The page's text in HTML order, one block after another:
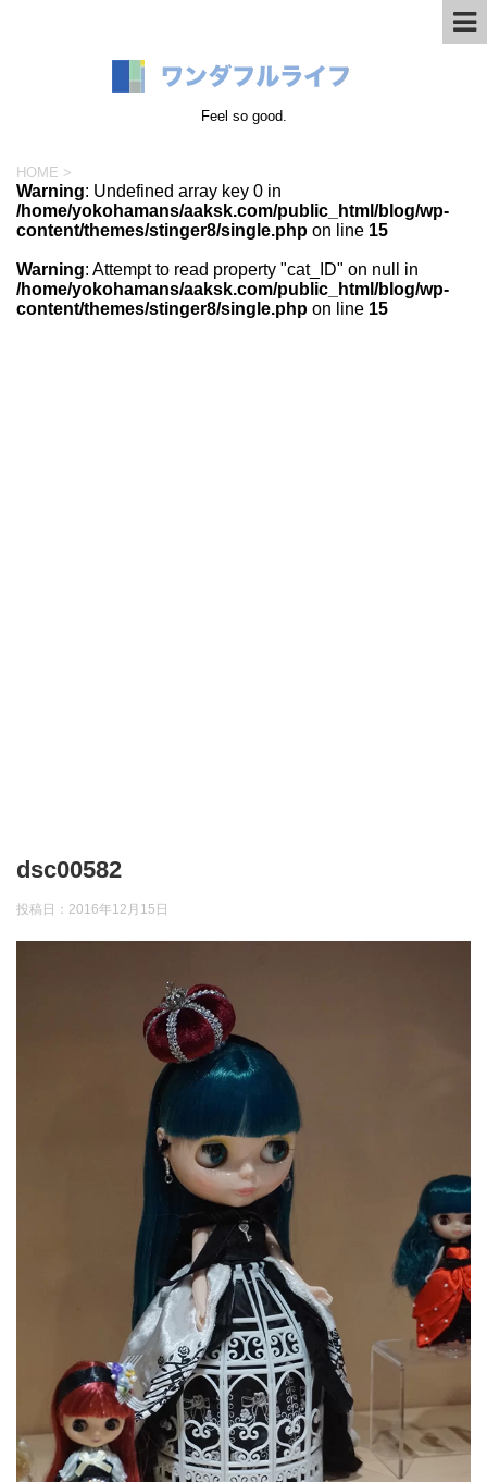
Feel so good.
HOME >
Warning: Undefined array key 0 in
/home/yokohamans/aaksk.com/public_html/blog/wp-
content/themes/stinger8/single.php on line 15
Warning: Attempt to read property "cat_ID" on null in
/home/yokohamans/aaksk.com/public_html/blog/wp-
content/themes/stinger8/single.php on line 15
dsc00582
投稿日： 2016年12月15日